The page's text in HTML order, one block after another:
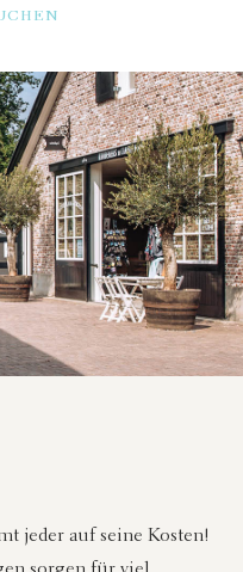
jeder auf seine Kosten!